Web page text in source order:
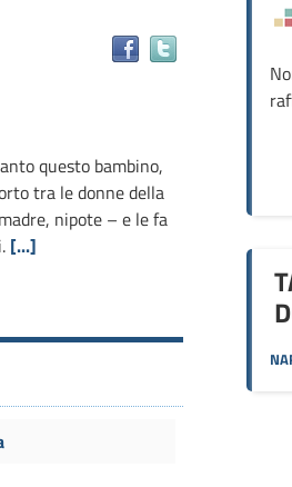
questo bambino,
tra le donne della
nipote – e le fa
[...]